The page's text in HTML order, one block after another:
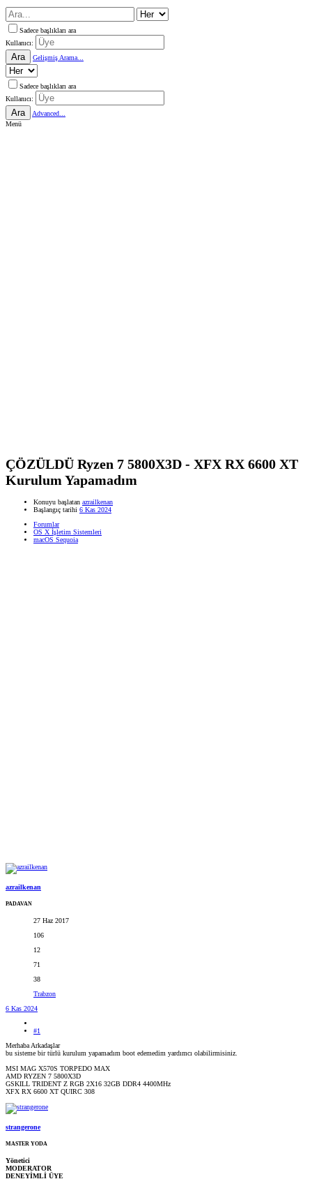
Sadece başlıkları ara
Kullanıcı:
Ara Gelişmiş Arama...
Sadece başlıkları ara
Kullanıcı:
Ara
Advanced...
Menü
ÇÖZÜLDÜ Ryzen 7 5800X3D - XFX RX 6600 XT
Kurulum Yapamadım
Konuyu başlatan azrailkenan
Başlangıç tarihi 6 Kas 2024
Forumlar
OS X İşletim Sistemleri
macOS Sequoia
azrailkenan
PADAVAN
27 Haz 2017
106
12
71
38
Trabzon
6 Kas 2024
#1
Merhaba Arkadaşlar
bu sisteme bir türlü kurulum yapamadım boot edemedim yardımcı olabilirmisiniz.
MSI MAG X570S TORPEDO MAX
AMD RYZEN 7 5800X3D
GSKILL TRIDENT Z RGB 2X16 32GB DDR4 4400MHz
XFX RX 6600 XT QUIRC 308
strangerone
MASTER YODA
Yönetici
MODERATOR
DENEYİMLİ ÜYE